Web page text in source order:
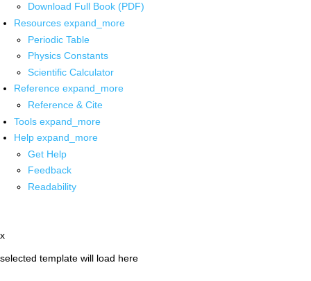
Download Full Book (PDF)
Resources expand_more
Periodic Table
Physics Constants
Scientific Calculator
Reference expand_more
Reference & Cite
Tools expand_more
Help expand_more
Get Help
Feedback
Readability
x
selected template will load here